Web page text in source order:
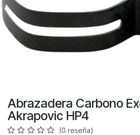
Abrazadera Carbono
Akrapovic HP4
(0 reseña)